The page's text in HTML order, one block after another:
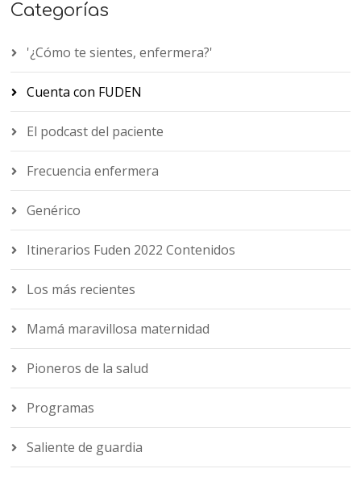
Categorías
'¿Cómo te sientes, enfermera?'
Cuenta con FUDEN
El podcast del paciente
Frecuencia enfermera
Genérico
Itinerarios Fuden 2022 Contenidos
Los más recientes
Mamá maravillosa maternidad
Pioneros de la salud
Programas
Saliente de guardia